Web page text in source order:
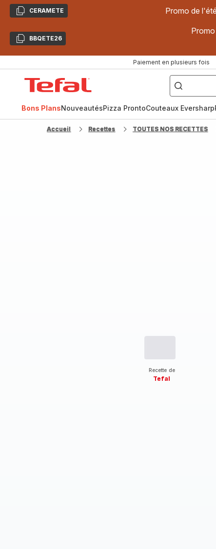
CopierCERAMETE Promo de
CopierBBQETE26
Paiement en plusieurs fois
["Poêles
inox,
Cake
Factory,
Bons PlansNouveautésPizza ProntoCouteaux Eversharp
Accueil Recettes TOUTES NOS RECETTES
Recette de
Tefal